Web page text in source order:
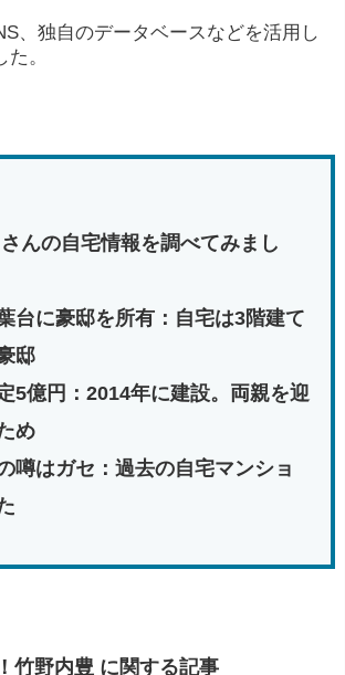
、独自のデータベースなどを活用し
。
んの自宅情報を調べてみまし
台に豪邸を所有：自宅は3階建て
邸
5億円：2014年に建設。両親を迎
め
噂はガセ：過去の自宅マンショ
竹野内豊 に関する記事